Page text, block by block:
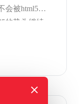
会被html5所
的势头继续
了不可磨
。